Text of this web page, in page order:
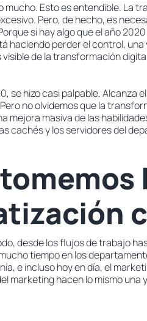
mucho. Esto es entendible. La
Pero, de hecho, es
si hay algo que el año
haciendo perder el control,
visible de la transformación
se hizo casi palpable. Alcanza
no olvidemos que la
mejora masiva de las
cachés y los servidores del
desde los flujos de trabajo
tiempo en los
e incluso hoy en día, el
marketing hacen lo mismo